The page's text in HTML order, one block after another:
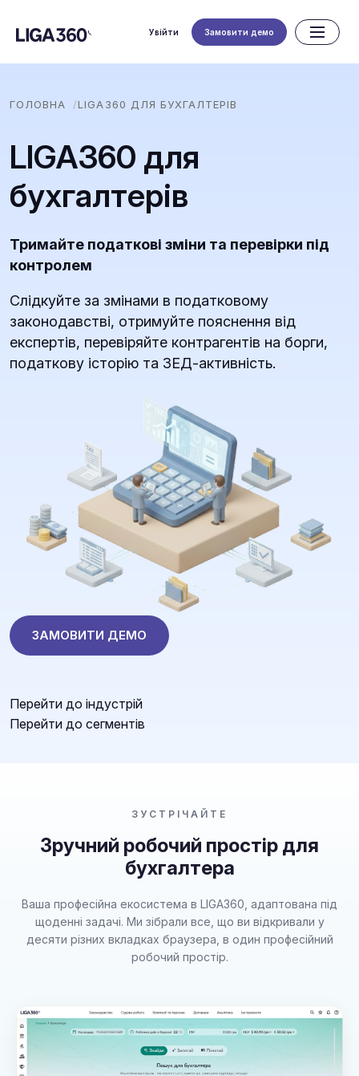
Увійти Замовити демо
ГОЛОВНА LIGA360 ДЛЯ БУХГАЛТЕРІВ
LIGA360 для
бухгалтерів
Тримайте податкові зміни та перевірки під
контролем
Слідкуйте за змінами в податковому
законодавстві, отримуйте пояснення від
експертів, перевіряйте контрагентів на борги,
податкову історію та ЗЕД-активність.
ЗАМОВИТИ ДЕМО
Перейти до індустрій
Перейти до сегментів
ЗУСТРІЧАЙТЕ
Зручний робочий простір для
бухгалтера
Ваша професійна екосистема в LIGA360, адаптована під
щоденні задачі. Ми зібрали все, що ви відкривали у
десяти різних вкладках браузера, в один професійний
робочий простір.